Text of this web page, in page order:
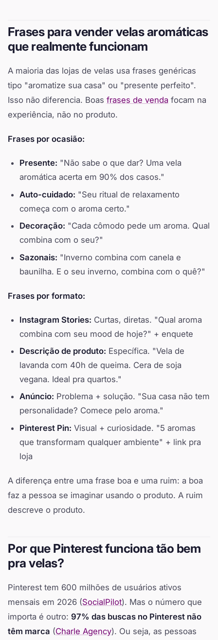
Frases para vender velas aromáticas
que realmente funcionam
A maioria das lojas de velas usa frases genéricas
tipo "aromatize sua casa" ou "presente perfeito".
Isso não diferencia. Boas frases de venda focam na
experiência, não no produto.
Frases por ocasião:
Presente: "Não sabe o que dar? Uma vela
aromática acerta em 90% dos casos."
Auto-cuidado: "Seu ritual de relaxamento
começa com o aroma certo."
Decoração: "Cada cômodo pede um aroma. Qual
combina com o seu?"
Sazonais: "Inverno combina com canela e
baunilha. E o seu inverno, combina com o quê?"
Frases por formato:
Instagram Stories: Curtas, diretas. "Qual aroma
combina com seu mood de hoje?" + enquete
Descrição de produto: Específica. "Vela de
lavanda com 40h de queima. Cera de soja
vegana. Ideal pra quartos."
Anúncio: Problema + solução. "Sua casa não tem
personalidade? Comece pelo aroma."
Pinterest Pin: Visual + curiosidade. "5 aromas
que transformam qualquer ambiente" + link pra
loja
A diferença entre uma frase boa e uma ruim: a boa
faz a pessoa se imaginar usando o produto. A ruim
descreve o produto.
Por que Pinterest funciona tão bem
pra velas?
Pinterest tem 600 milhões de usuários ativos
mensais em 2026 (SocialPilot). Mas o número que
importa é outro: 97% das buscas no Pinterest não
têm marca (Charle Agency). Ou seja, as pessoas